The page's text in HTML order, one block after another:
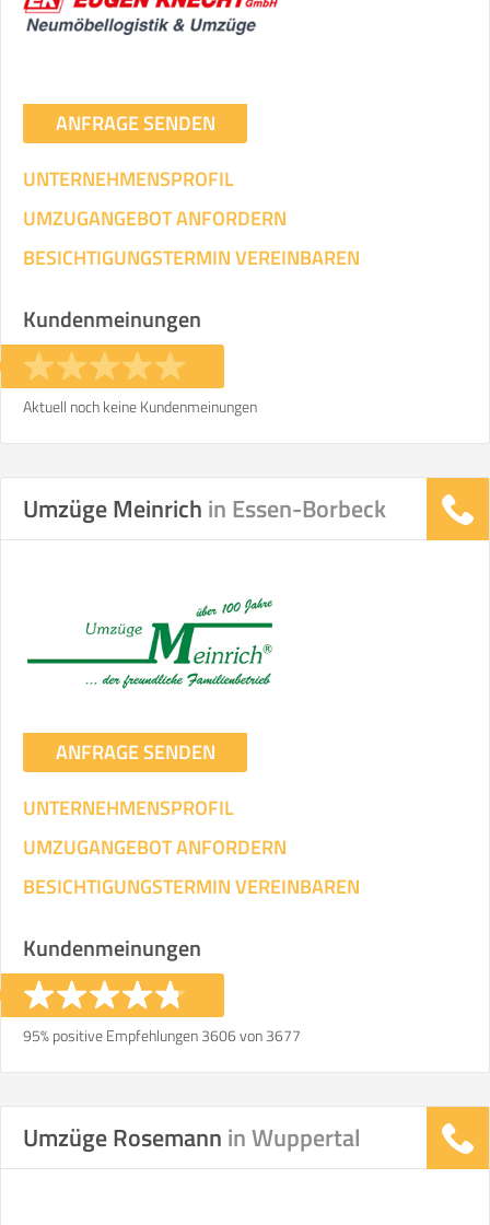
ANFRAGE SENDEN
UNTERNEHMENSPROFIL
UMZUGANGEBOT ANFORDERN
BESICHTIGUNGSTERMIN VEREINBAREN
Kundenmeinungen
Aktuell noch keine Kundenmeinungen
Umzüge Meinrich in Essen-Borbeck
ANFRAGE SENDEN
UNTERNEHMENSPROFIL
UMZUGANGEBOT ANFORDERN
BESICHTIGUNGSTERMIN VEREINBAREN
Kundenmeinungen
95% positive Empfehlungen 3606 von 3677
Umzüge Rosemann in Wuppertal